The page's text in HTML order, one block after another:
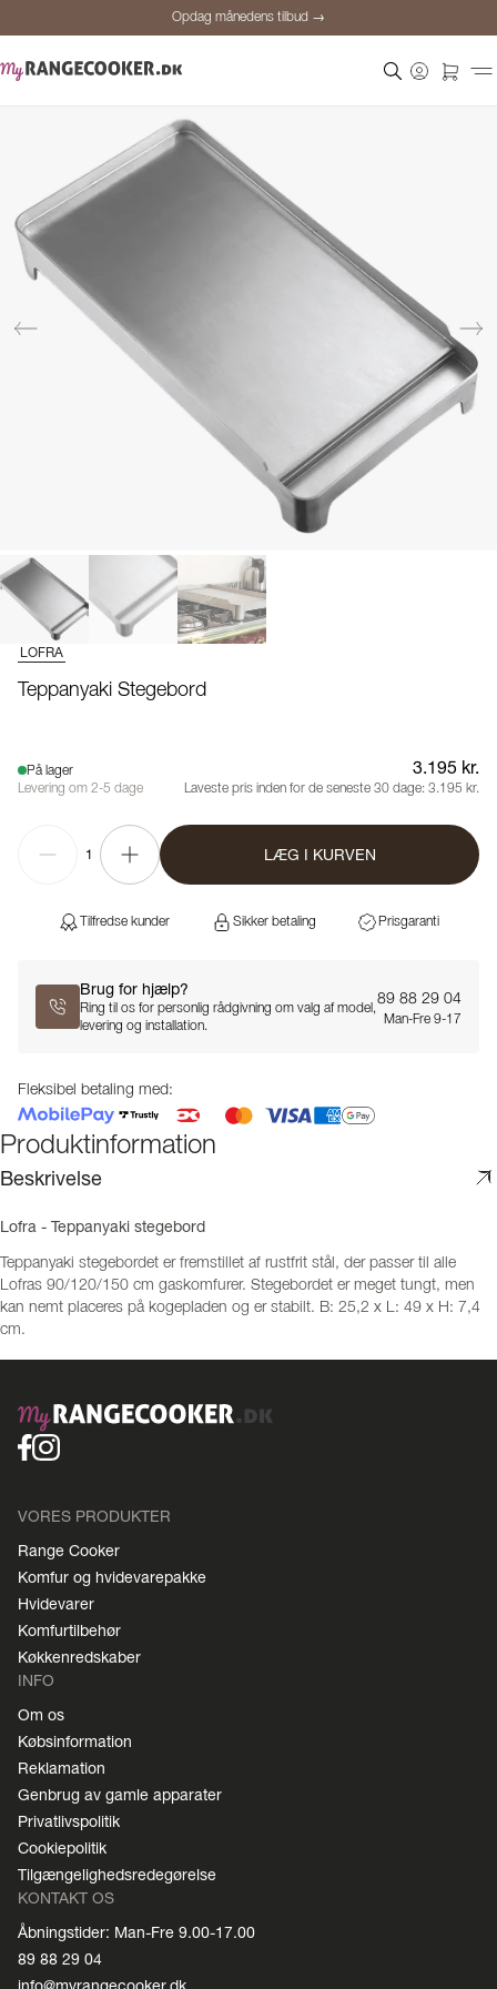
Opdag månedens tilbud →
Personlig rådgivning
Opdag månedens tilbud →
LOFRA
Teppanyaki Stegebord
På lager
Levering om 2-5 dage
3.195 kr.
Laveste pris inden for de seneste 30 dage: 3.195 kr.
1 LÆG I KURVEN
Tilfredse kunder Sikker betaling Prisgaranti
Brug for hjælp?
Ring til os for personlig rådgivning om valg af model,
levering og installation.
89 88 29 04
Man-Fre 9-17
Fleksibel betaling med:
Produktinformation
Beskrivelse
Lofra - Teppanyaki stegebord
Teppanyaki stegebordet er fremstillet af rustfrit stål, der passer til alle
Lofras 90/120/150 cm gaskomfurer. Stegebordet er meget tungt, men
kan nemt placeres på kogepladen og er stabilt. B: 25,2 x L: 49 x H: 7,4
cm.
VORES PRODUKTER
Range Cooker
Komfur og hvidevarepakke
Hvidevarer
Komfurtilbehør
Køkkenredskaber
INFO
Om os
Købsinformation
Reklamation
Genbrug av gamle apparater
Privatlivspolitik
Cookiepolitik
Tilgængelighedsredegørelse
KONTAKT OS
Åbningstider: Man-Fre 9.00-17.00
89 88 29 04
info@myrangecooker.dk